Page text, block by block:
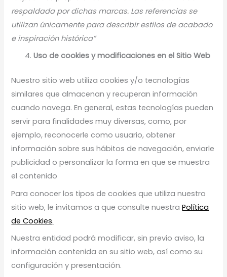
respaldada por dichas marcas. Las referencias se
utilizan únicamente para describir estilos de acabado
e inspiración histórica”
Uso de cookies y modificaciones en el Sitio Web
Nuestro sitio web utiliza cookies y/o tecnologías
similares que almacenan y recuperan información
cuando navega. En general, estas tecnologías pueden
servir para finalidades muy diversas, como, por
ejemplo, reconocerle como usuario, obtener
información sobre sus hábitos de navegación, enviarle
publicidad o personalizar la forma en que se muestra
el contenido
Para conocer los tipos de cookies que utiliza nuestro
sitio web, le invitamos a que consulte nuestraPolítica
de Cookies.
Nuestra entidad podrá modificar, sin previo aviso, la
información contenida en su sitio web, así como su
configuración y presentación.